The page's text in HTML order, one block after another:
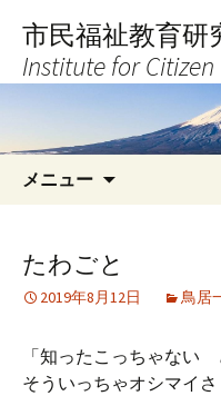
へ
キ
市民福祉教育研
Institute for
メニュー
たわごと
2019年8月12日 鳥居
「知ったこっちゃない
そういっちゃオシマイ